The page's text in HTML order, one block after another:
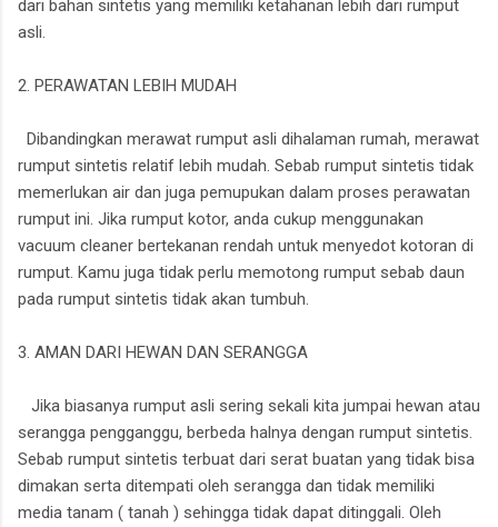
dari bahan sintetis yang memiliki ketahanan lebih dari rumput
asli.
2. PERAWATAN LEBIH MUDAH
Dibandingkan merawat rumput asli dihalaman rumah, merawat
rumput sintetis relatif lebih mudah. Sebab rumput sintetis tidak
memerlukan air dan juga pemupukan dalam proses perawatan
rumput ini. Jika rumput kotor, anda cukup menggunakan
vacuum cleaner bertekanan rendah untuk menyedot kotoran di
rumput. Kamu juga tidak perlu memotong rumput sebab daun
pada rumput sintetis tidak akan tumbuh.
3. AMAN DARI HEWAN DAN SERANGGA
Jika biasanya rumput asli sering sekali kita jumpai hewan atau
serangga pengganggu, berbeda halnya dengan rumput sintetis.
Sebab rumput sintetis terbuat dari serat buatan yang tidak bisa
dimakan serta ditempati oleh serangga dan tidak memiliki
media tanam ( tanah ) sehingga tidak dapat ditinggali. Oleh